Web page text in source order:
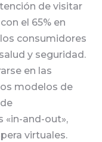
de visitar
el 65% en
consumidores
y seguridad.
en las
modelos de
«in-and-out»,
virtuales.